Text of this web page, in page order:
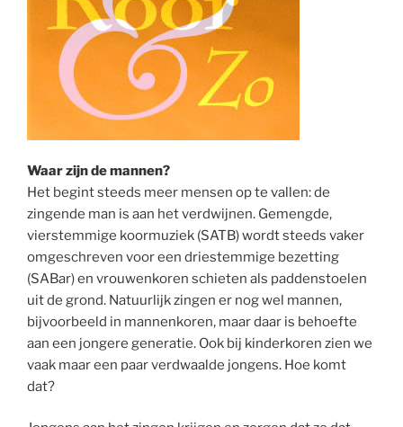
Waar zijn de mannen?
Het begint steeds meer mensen op te vallen: de
zingende man is aan het verdwijnen. Gemengde,
vierstemmige koormuziek (SATB) wordt steeds vaker
omgeschreven voor een driestemmige bezetting
(SABar) en vrouwenkoren schieten als paddenstoelen
uit de grond. Natuurlijk zingen er nog wel mannen,
bijvoorbeeld in mannenkoren, maar daar is behoefte
aan een jongere generatie. Ook bij kinderkoren zien we
vaak maar een paar verdwaalde jongens. Hoe komt
dat?